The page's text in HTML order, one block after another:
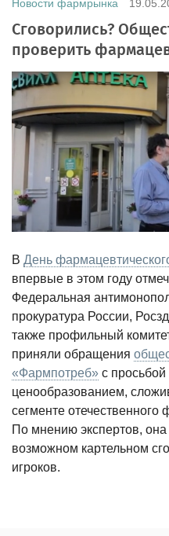
Новости фармрынка
Сговорились?
проверить
В День
впервые в этом году
Федеральная
прокуратура России,
также профильный
приняли обращения
«Фармпотреб» с просьбой
ценообразованием,
сегменте отечественного
По мнению экспертов, она
возможном картельном
игроков.